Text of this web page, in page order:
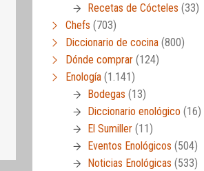
Recetas de Cócteles (33)
Chefs (703)
Diccionario de cocina (800)
Dónde comprar (124)
Enología (1.141)
Bodegas (13)
Diccionario enológico (16)
El Sumiller (11)
Eventos Enológicos (504)
Noticias Enológicas (533)